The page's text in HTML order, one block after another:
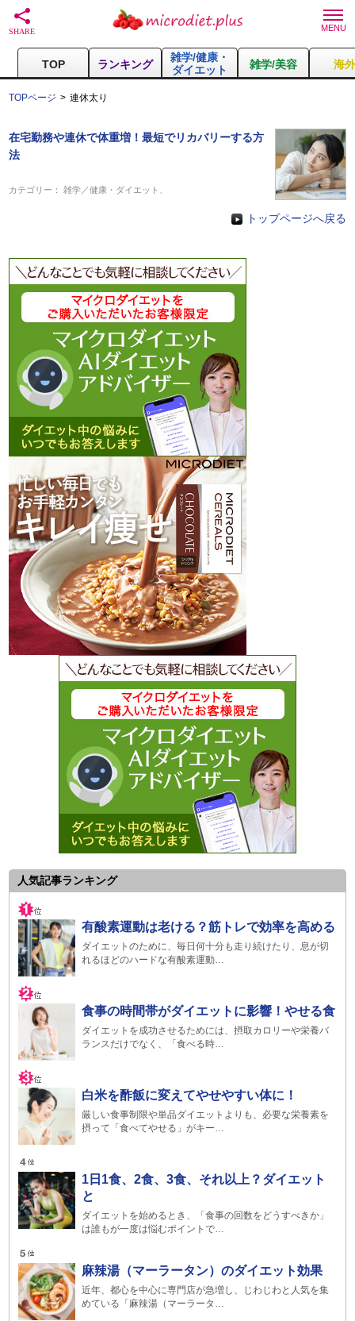
TOP ランキング
雑学/健康・
ダイエット
雑学/美容 海
TOPページ 連休太り
在宅勤務や連休で体重増！最短でリカバリーする方
法
カテゴリー：雑学／健康・ダイエット
トップページへ戻る
人気記事ランキング
有酸素運動は老ける？筋トレで効率を高める
ダイエットのために、毎日何十分も走り続けたり、息が切
れるほどのハードな有酸素運動…
食事の時間帯がダイエットに影響！やせる食
ダイエットを成功させるためには、摂取カロリーや栄養バ
ランスだけでなく、「食べる時…
白米を酢飯に変えてやせやすい体に！
厳しい食事制限や単品ダイエットよりも、必要な栄養素を
摂って「食べてやせる」がキー…
1日1食、2食、3食、それ以上？ダイエット
と
ダイエットを始めるとき、「食事の回数をどうすべきか」
は誰もが一度は悩むポイントで…
麻辣湯（マーラータン）のダイエット効果
近年、都心を中心に専門店が急増し、じわじわと人気を集
めている「麻辣湯（マーラータ…